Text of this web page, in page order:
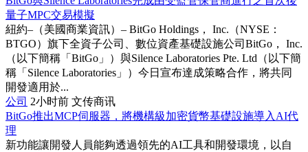
量子MPC交易模擬
紐約–（美國商業資訊）– BitGo Holdings， Inc.（NYSE：
BTGO）旗下全資子公司、數位資產基礎設施公司BitGo， Inc.
（以下簡稱「BitGo」）與Silence Laboratories Pte. Ltd（以下簡
稱「Silence Laboratories」）今日宣布達成策略合作，將共同
開發適用於...
公司 2小时前 文传商讯
BitGo推出MCP伺服器，將機構級加密貨幣基礎設施導入AI代
理
新功能讓開發人員能夠透過領先的AI工具和開發環境，以自